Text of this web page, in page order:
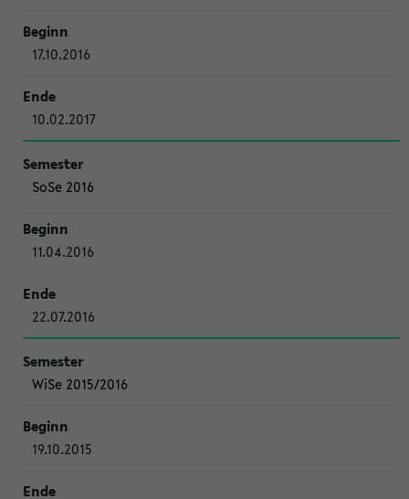
17.10.2016
10.02.2017
SoSe 2016
11.04.2016
22.07.2016
WiSe 2015/2016
19.10.2015